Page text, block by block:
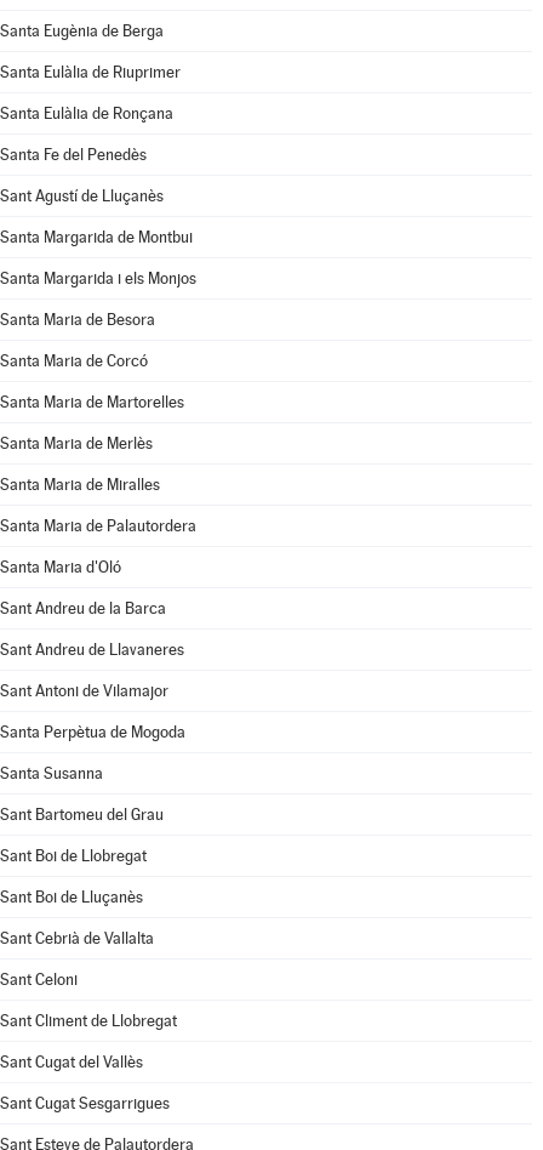
Santa Eugènia de Berga
Santa Eulàlia de Riuprimer
Santa Eulàlia de Ronçana
Santa Fe del Penedès
Sant Agustí de Lluçanès
Santa Margarida de Montbui
Santa Margarida i els Monjos
Santa Maria de Besora
Santa Maria de Corcó
Santa Maria de Martorelles
Santa Maria de Merlès
Santa Maria de Miralles
Santa Maria de Palautordera
Santa Maria d'Oló
Sant Andreu de la Barca
Sant Andreu de Llavaneres
Sant Antoni de Vilamajor
Santa Perpètua de Mogoda
Santa Susanna
Sant Bartomeu del Grau
Sant Boi de Llobregat
Sant Boi de Lluçanès
Sant Cebrià de Vallalta
Sant Celoni
Sant Climent de Llobregat
Sant Cugat del Vallès
Sant Cugat Sesgarrigues
Sant Esteve de Palautordera